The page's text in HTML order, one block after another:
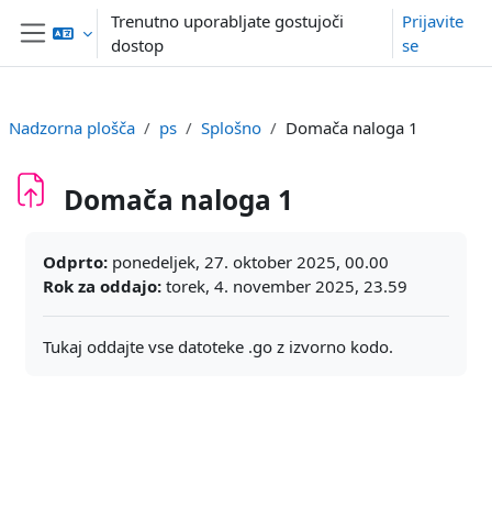
Preskoči na glavno vsebino
Stransko polje
Trenutno uporabljate gostujoči
dostop
Prijavite
se
Nadzorna plošča ps Splošno Domača naloga 1
Domača naloga 1
Odprto: ponedeljek, 27. oktober 2025, 00.00
Rok za oddajo: torek, 4. november 2025, 23.59
Tukaj oddajte vse datoteke .go z izvorno kodo.